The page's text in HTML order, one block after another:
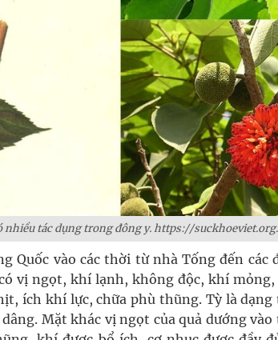
nhiều tác dụng trong đông y. https://
Quốc vào các thời từ nhà Tống đến các
vị ngọt, khí lạnh, không độc, khí
ích khí lực, chữa phù thũng. Tỳ là dạng
Mặt khác vị ngọt của quả dướng vào